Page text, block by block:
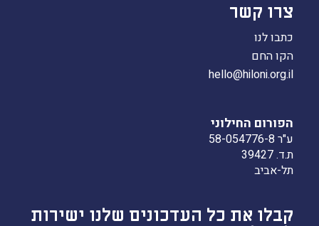
צרו קשר
כתבו לנו
הקו החם
hello@hiloni.org.il
קבלו את כל העדכונים שלנו ישירות
הפורום החילוני
ע"ר 58-054776-8
ת.ד. 39427
תל-אביב